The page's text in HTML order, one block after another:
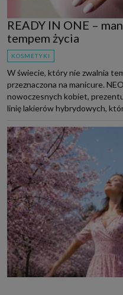
READY IN ONE –
tempem życia
KOSMETYKI
W świecie, który nie zwalnia
przeznaczona na manicure.
nowoczesnych kobiet,
linię lakierów hybrydowych,